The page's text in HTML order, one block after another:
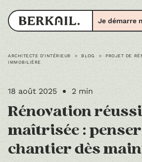
Je démarre
ARCHITECTE D'INTÉRIEUR > BLOG >
PROJET DE
IMMOBILIÈRE
18 août 2025 2 min
Rénovation
maîtrisée : penser
chantier dès